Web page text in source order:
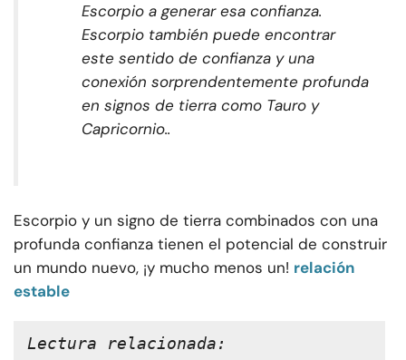
Escorpio a generar esa confianza.
Escorpio también puede encontrar
este sentido de confianza y una
conexión sorprendentemente profunda
en signos de tierra como Tauro y
Capricornio..
Escorpio y un signo de tierra combinados con una
profunda confianza tienen el potencial de construir
un mundo nuevo, ¡y mucho menos un! relación
estable
Lectura relacionada: